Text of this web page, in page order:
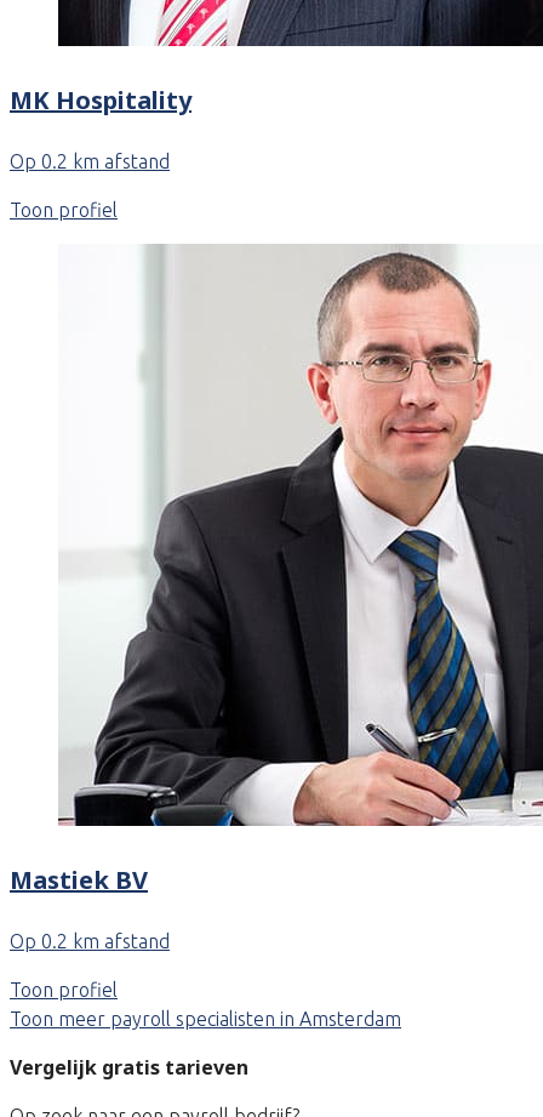
MK Hospitality
Op 0.2 km afstand
Toon profiel
Mastiek BV
Op 0.2 km afstand
Toon profiel
Toon meer payroll specialisten in Amsterdam
Vergelijk gratis tarieven